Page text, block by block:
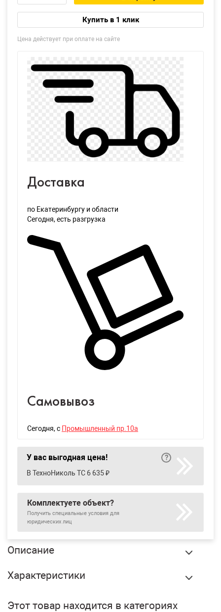
Купить в 1 клик
Цена действует при оплате на сайте
Доставка
по Екатеринбургу и области
Сегодня, есть разгрузка
Самовывоз
Сегодня, с Промышленный пр.10а
У вас выгодная цена!
В ТехноНиколь ТС 6 635 ₽
Комплектуете объект?
Получить специальные условия для
юридических лиц
Описание
купить в Екатеринбурге по оптовой цене в интернет
полосы при укладке гибкой черепицы, а также для
Характеристики
Вес: 25 кг
Этот товар находится в категориях